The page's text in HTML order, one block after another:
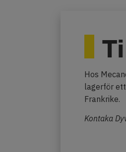
Hos
lagerför
Frankrike.
Kontaka